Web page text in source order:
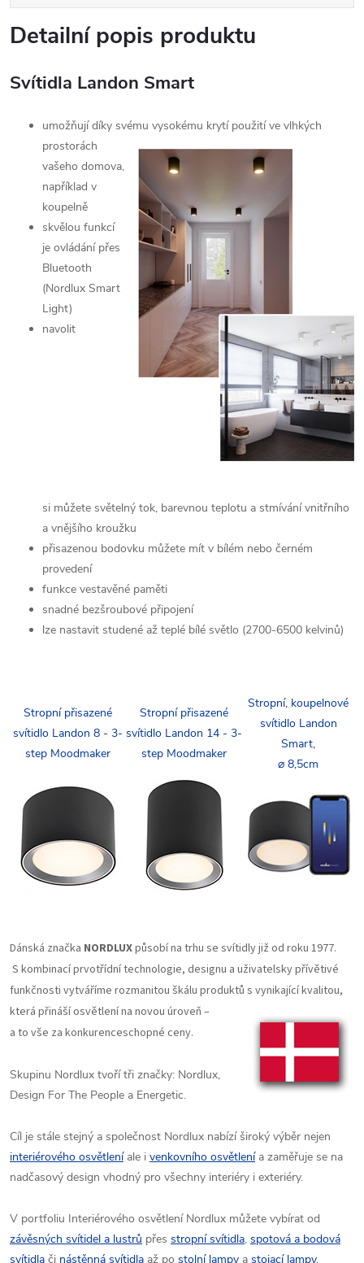
Detailní popis produktu
Svítidla Landon Smart
umožňují díky svému vysokému krytí použití ve vlhkých
prostorách
vašeho domova,
například v
koupelně
skvělou funkcí
je ovládání přes
Bluetooth
(Nordlux Smart
Light)
navolit
si můžete světelný tok, barevnou teplotu a stmívání vnitřního
a vnějšího kroužku
přisazenou bodovku můžete mít v bílém nebo černém
provedení
funkce vestavěné paměti
snadné bezšroubové připojení
lze nastavit studené až teplé bílé světlo (2700-6500 kelvinů)
Stropní přisazené
svítidlo Landon 8 - 3-
step Moodmaker
Stropní přisazené
svítidlo Landon 14 - 3-
step Moodmaker
Stropní, koupelnové
svítidlo Landon
Smart,
⌀ 8,5cm
Dánská značka NORDLUXpůsobí na trhu se svítidly již od roku 1977.
S kombinací prvotřídní technologie, designu a uživatelsky přívětivé
funkčnosti vytváříme rozmanitou škálu produktů s vynikající kvalitou,
která přináší osvětlení na novou úroveň –
a to vše za konkurenceschopné ceny.
Skupinu Nordlux tvoří tři značky: Nordlux,
Design For The People a Energetic.
Cíl je stále stejný a společnost Nordlux nabízí široký výběr nejen
interiérového osvětleníale i venkovního osvětlenía zaměřuje se na
nadčasový design vhodný pro všechny interiéry i exteriéry.
V portfoliu Interiérového osvětlení Nordlux můžete vybírat od
závěsných svítidel a lustrů přes stropní svítidla, spotová a bodová
svítidla či nástěnná svítidla až po stolní lampy a stojací lampy.